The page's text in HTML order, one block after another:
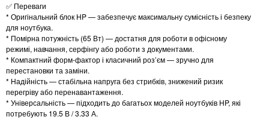
✅ Переваги
* Оригінальний блок HP — забезпечує максимальну сумісність і безпеку
для ноутбука.
* Помірна потужність (65 Вт) — достатня для роботи в офісному
режимі, навчання, серфінгу або роботи з документами.
* Компактний форм-фактор і класичний роз’єм — зручно для
перестановки та заміни.
* Надійність — стабільна напруга без стрибків, знижений ризик
перегріву або перенавантаження.
* Універсальність — підходить до багатьох моделей ноутбуків HP, які
потребують 19.5 В / 3.33 А.